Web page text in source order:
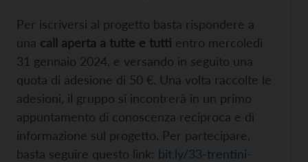
Per iscriversi al progetto basta rispondere a
una call aperta a tutte e tutti entro mercoledì
31 gennaio 2024, e versando in seguito una
quota di adesione di 50 €. Una volta raccolte le
adesioni, il gruppo si incontrerà in un primo
appuntamento di conoscenza reciproca e di
informazione sul progetto. Per partecipare,
basta seguire questo link: bit.ly/33-trentini-